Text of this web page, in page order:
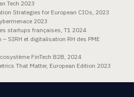
Tech 2023
Strategies for European CIOs, 2023
2023
startups françaises, T1 2024
SIRH et digitalisation RH des PME
FinTech B2B, 2024
That Matter, European Edition 2023